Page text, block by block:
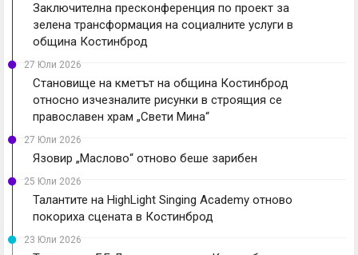
Заключителна пресконференция по проект за
зелена трансформация на социалните услуги в
община Костинброд
27 Юли 2026
Становище на кметът на община Костинброд
относно изчезналите рисунки в строящия се
православен храм „Свети Мина“
27 Юли 2026
Язовир „Маслово“ отново беше зарибен
25 Юли 2026
Талантите на HighLight Singing Academy отново
покориха сцената в Костинброд
23 Юли 2026